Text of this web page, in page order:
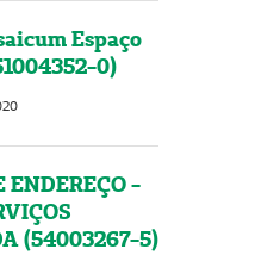
Espaço
0)
-
(54003267-5)